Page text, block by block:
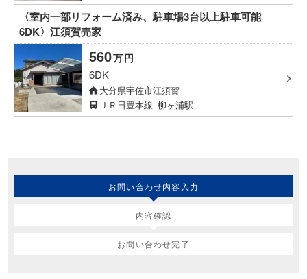
〈室内一部リフォーム済み、駐車場3台以上駐車可能
6DK〉江須賀売家
560万円
6DK
大分県宇佐市江須賀
ＪＲ日豊本線 柳ヶ浦駅
お問い合わせ内容入力
内容確認
お問い合わせ完了